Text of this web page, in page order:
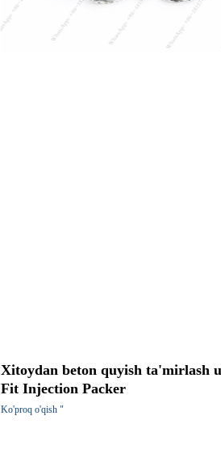
Xitoydan beton quyish ta'mirlash
Fit Injection Packer
Ko'proq o'qish "